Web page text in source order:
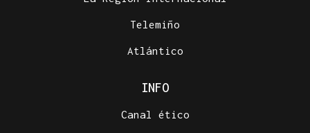
Telemiño
Atlántico
INFO
Canal ético